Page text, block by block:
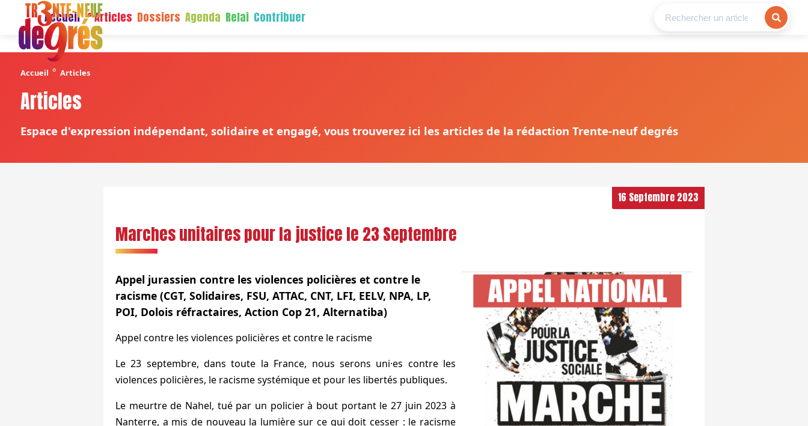
Accueil Articles Dossiers Agenda Relai Contribuer
Accueil ° Articles
Articles
Espace d'expression indépendant, solidaire et engagé, vous trouverez ici les articles de la rédaction Trente-neuf degrés
16 Septembre 2023
Marches unitaires pour la justice le 23 Septembre
Appel jurassien contre les violences policières et contre le
racisme (CGT, Solidaires, FSU, ATTAC, CNT, LFI, EELV, NPA, LP,
POI, Dolois réfractaires, Action Cop 21, Alternatiba)
Appel contre les violences policières et contre le racisme
Le 23 septembre, dans toute la France, nous serons uni·es contre les
violences policières, le racisme systémique et pour les libertés publiques.
Le meurtre de Nahel, tué par un policier à bout portant le 27 juin 2023 à
Nanterre, a mis de nouveau la lumière sur ce qui doit cesser : le racisme